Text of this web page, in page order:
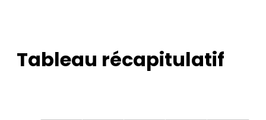
Tableau récapitulatif